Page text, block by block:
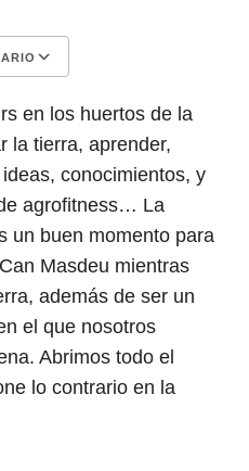
Google Calendar
en los huertos de la
la tierra, aprender,
conocimientos, y
agrofitness… La
un buen momento para
Masdeu mientras
además de ser un
el que nosotros
Abrimos todo el
lo contrario en la